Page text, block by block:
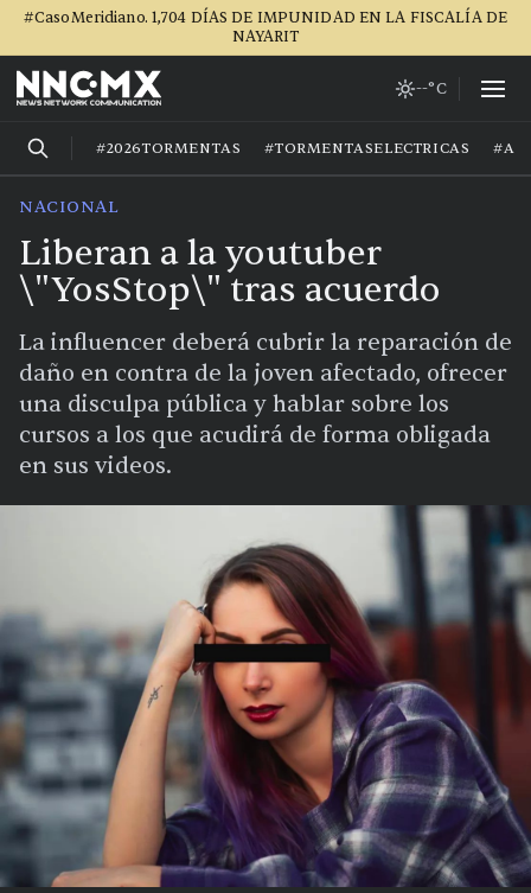
#CasoMeridiano. 1,704 DÍAS DE IMPUNIDAD EN LA FISCALÍA DE
NAYARIT
--°C
#2026TORMENTAS #TORMENTASELECTRICAS
NACIONAL
Liberan a la youtuber
\"YosStop\" tras acuerdo
La influencer deberá cubrir la reparación de
daño en contra de la joven afectado, ofrecer
una disculpa pública y hablar sobre los
cursos a los que acudirá de forma obligada
en sus videos.